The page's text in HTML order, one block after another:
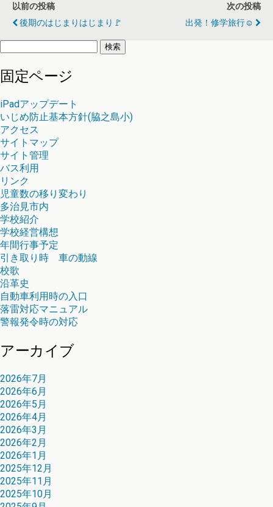
以前の投稿
後期のはじまりはじまり🚩
次の投稿
出発！修学旅行☺️
検
固定ページ
iPadアップデート
いじめ防止基本方針(脇之島小)
アクセス
サイトマップ
サイト管理
バス利用
リンク
児童数の移り変わり
多治見市内
学校紹介
学校経営構想
年間行事予定
引き取り時 車の動線
校歌
沿革史
自動車利用時の入口
落雷対応マニュアル
警報発令時の対応
アーカイブ
2026年7月
2026年6月
2026年5月
2026年4月
2026年3月
2026年2月
2026年1月
2025年12月
2025年11月
2025年10月